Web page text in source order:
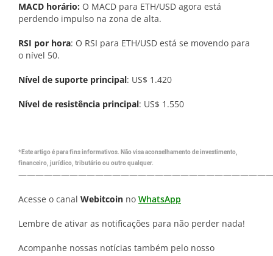
MACD horário: O MACD para ETH/USD agora está
perdendo impulso na zona de alta.
RSI por hora: O RSI para ETH/USD está se movendo para
o nível 50.
Nível de suporte principal: US$ 1.420
Nível de resistência principal: US$ 1.550
*Este artigo é para fins informativos. Não visa aconselhamento de investimento,
financeiro, jurídico, tributário ou outro qualquer.
Acesse o canal Webitcoin no WhatsApp
Lembre de ativar as notificações para não perder nada!
Acompanhe nossas notícias também pelo nosso